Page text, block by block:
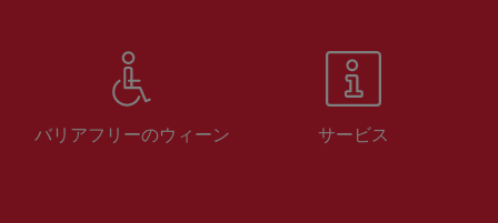
バリアフリーのウィーン サービス